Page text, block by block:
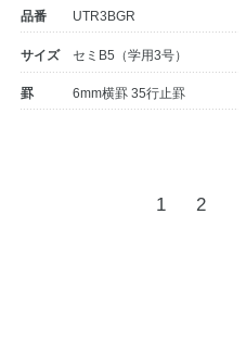
品番 UTR3BGR
サイズ セミB5（学用3号）
罫 6mm横罫 35行止罫
1 2